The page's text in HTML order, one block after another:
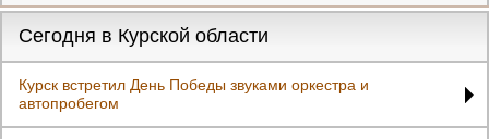
Сегодня в Курской области
Курск встретил День Победы звуками оркестра и
автопробегом